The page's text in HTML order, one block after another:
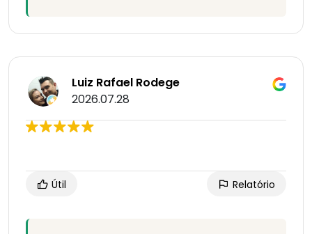
Luiz Rafael Rodege
2026.07.28
Útil Relatório